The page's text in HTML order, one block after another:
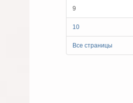
9
10
Все страницы